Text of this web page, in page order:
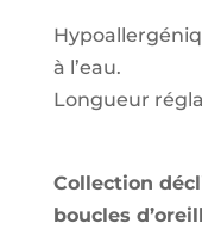
à l’eau.
Longueur
Collection
boucles